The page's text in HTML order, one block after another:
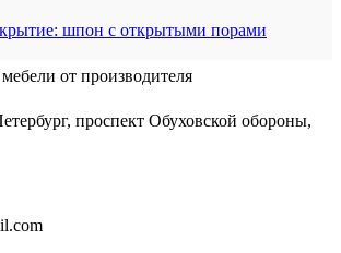
шпон с открытыми порами
от производителя
проспект Обуховской обороны,